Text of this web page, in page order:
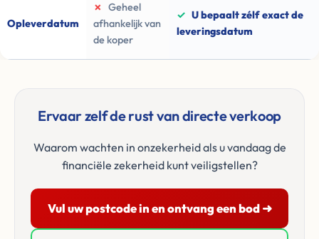
Opleverdatum
✗
Geheel
afhankelijk van
de koper
✓ U bepaalt zélf exact de
leveringsdatum
Ervaar zelf de rust van directe verkoop
Waarom wachten in onzekerheid als u vandaag de
financiële zekerheid kunt veiligstellen?
Vul uw postcode in en ontvang een bod ➜